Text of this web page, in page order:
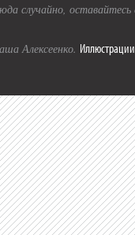
случайно,
Алексеенко. Иллюстрации